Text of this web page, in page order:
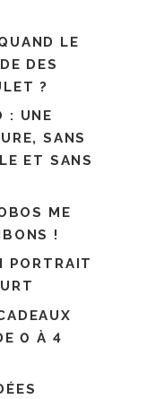
LE
DES
?
: UNE
SANS
ET SANS
ME
!
PORTRAIT
0 À 4